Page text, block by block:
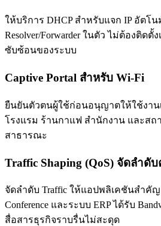
ให้บริการ DHCP สำหรับแจก IP อัตโน
Resolver/Forwarder ในตัว ไม่ต้องติดตั้
ซับซ้อนของระบบ
Captive Portal สำหรับ Wi-Fi
ยืนยันตัวตนผู้ใช้ก่อนอนุญาตให้ใช้งาน
โรงแรม ร้านกาแฟ สำนักงาน และสถ
สาธารณะ
Traffic Shaping (QoS) จัดลำดั
จัดลำดับ Traffic ให้แอปพลิเคชันสำคัญ
Conference และระบบ ERP ได้รับ
สื่อสารธุรกิจราบรื่นไม่สะดุด